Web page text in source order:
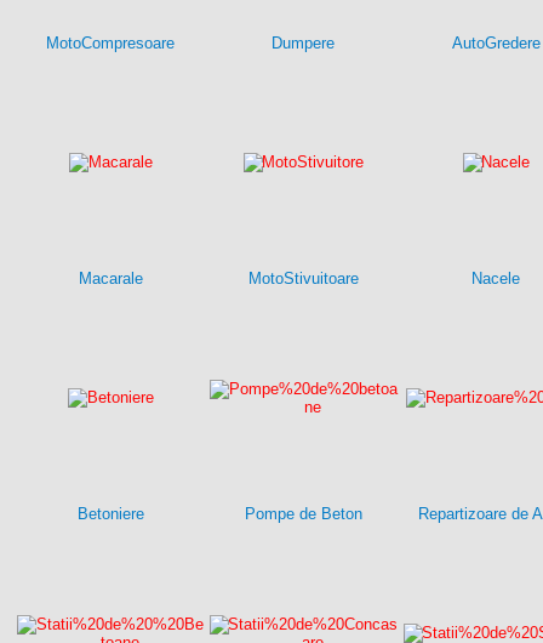
MotoCompresoare Dumpere AutoGredere
Macarale MotoStivuitoare Nacele
Betoniere Pompe de Beton Repartizoare de